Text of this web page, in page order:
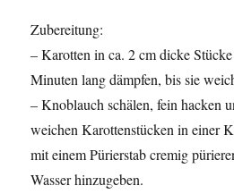
Zubereitung:
– Karotten in ca. 2 cm dicke
Minuten lang dämpfen, bis sie
– Knoblauch schälen, fein hacken
weichen Karottenstücken in einer
mit einem Pürierstab cremig
Wasser hinzugeben.